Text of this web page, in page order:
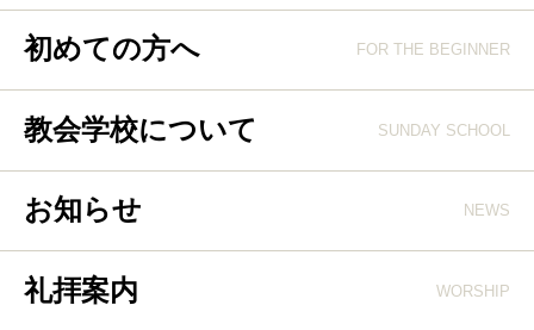
初めての方へ FOR THE BEGINNER
教会学校について SUNDAY SCHOOL
お知らせ NEWS
礼拝案内 WORSHIP